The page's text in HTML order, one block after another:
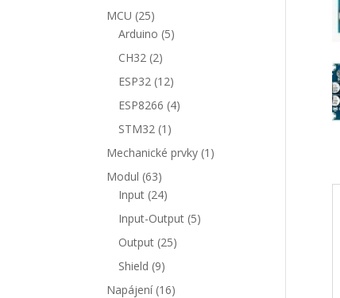
MCU 2525
produktů
Arduino 55
CH32 22
produkty
ESP32 1212
produktů
ESP8266 44
STM32 1 1
produkt
Mechanické prvky 1 1
Modul 6363
produktů
Input 2424
produktů
Input-Output 55
Output 2525
Shield 99
produktů
Napájení 1616